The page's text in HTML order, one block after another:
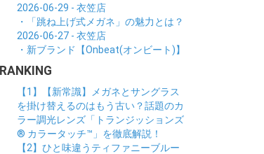
2026-06-29 - 衣笠店
・「跳ね上げ式メガネ」の魅力とは？
2026-06-27 - 衣笠店
・新ブランド【Onbeat(オンビート)】
RANKING
【1】【新常識】メガネとサングラス
を掛け替えるのはもう古い？話題のカ
ラー調光レンズ「トランジッションズ
® カラータッチ™」を徹底解説！
【2】ひと味違うティファニーブルー